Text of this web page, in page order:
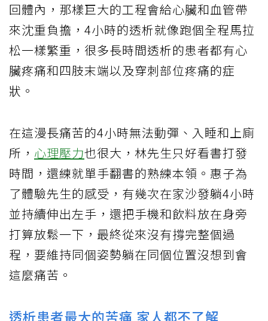
回體內，那樣巨大的工程會給心臟和血管帶
來沈重負擔，4小時的透析就像跑個全程馬拉
松一樣繁重，很多長時間透析的患者都有心
臟疼痛和四肢末端以及穿刺部位疼痛的症
狀。
在這漫長痛苦的4小時無法動彈、入睡和上廁
所， 心理壓力也很大，林先生只好看書打發
時間，還練就單手翻書的熟練本領。惠子為
了體驗先生的感受，有幾次在家沙發躺4小時
並持續伸出左手，還把手機和飲料放在身旁
打算放鬆一下，最終從來沒有撐完整個過
程，要維持同個姿勢躺在同個位置沒想到會
這麼痛苦。
透析患者最大的苦痛 家人都不了解